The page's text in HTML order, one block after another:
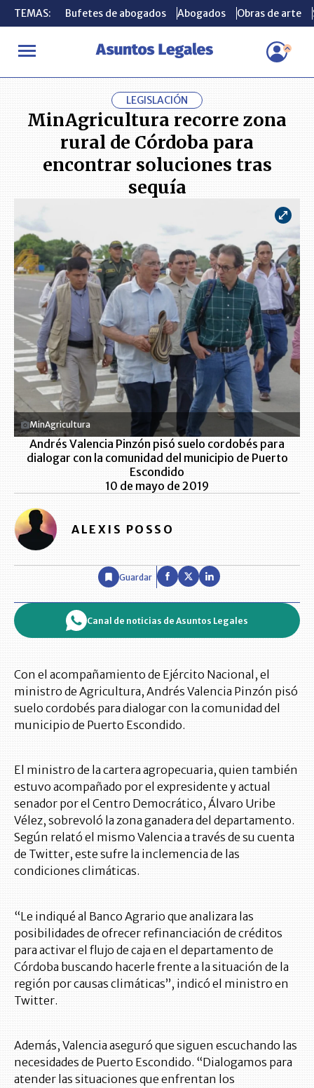
TEMAS: Bufetes de abogados Abogados Obras de arte
INICIO ACTUALIDAD MinAgricultura recorre zona rural de
TEMAS: Bufetes de abogados Abogados Obras de arte
LEGISLACIÓN
MinAgricultura recorre zona
rural de Córdoba para
encontrar soluciones tras
sequía
MinAgricultura
Andrés Valencia Pinzón pisó suelo cordobés para
dialogar con la comunidad del municipio de Puerto
Escondido
10 de mayo de 2019
ALEXIS POSSO
Guardar
Canal de noticias de Asuntos Legales
Con el acompañamiento de Ejército Nacional, el
ministro de Agricultura, Andrés Valencia Pinzón pisó
suelo cordobés para dialogar con la comunidad del
municipio de Puerto Escondido.
El ministro de la cartera agropecuaria, quien también
estuvo acompañado por el expresidente y actual
senador por el Centro Democrático, Álvaro Uribe
Vélez, sobrevoló la zona ganadera del departamento.
Según relató el mismo Valencia a través de su cuenta
de Twitter, este sufre la inclemencia de las
condiciones climáticas.
“Le indiqué al Banco Agrario que analizara las
posibilidades de ofrecer refinanciación de créditos
para activar el flujo de caja en el departamento de
Córdoba buscando hacerle frente a la situación de la
región por causas climáticas”, indicó el ministro en
Twitter.
Además, Valencia aseguró que siguen escuchando las
necesidades de Puerto Escondido. “Dialogamos para
atender las situaciones que enfrentan los